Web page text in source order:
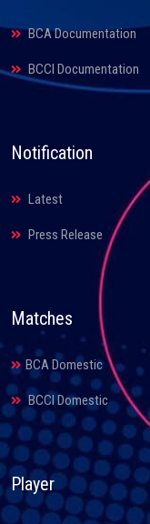
BCA Documentation
BCCI Documentation
Notification
Latest
Press Release
Matches
BCA Domestic
BCCI Domestic
Player